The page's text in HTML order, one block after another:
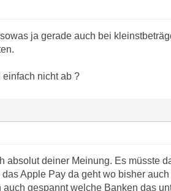
ja gerade auch bei
einfach nicht ab ?
absolut deiner Meinung. Es müsste
das Apple Pay da geht wo bisher
auch gespannt welche Banken das